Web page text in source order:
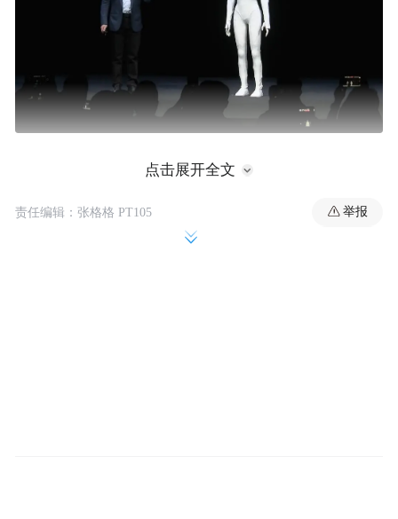
据现场介绍，这款新一代IRON机器人采用了
仿生脊柱技术。在核心算力方面，其搭载的3
点击展开全文
责任编辑：张格格 PT105 举报